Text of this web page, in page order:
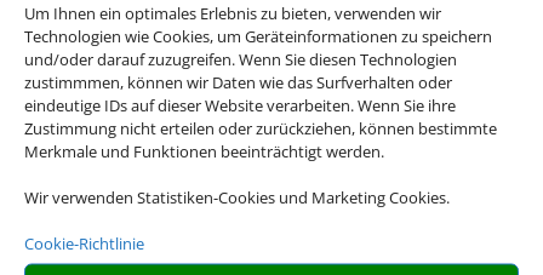
Um Ihnen ein optimales Erlebnis zu bieten, verwenden wir
Technologien wie Cookies, um Geräteinformationen zu speichern
und/oder darauf zuzugreifen. Wenn Sie diesen Technologien
zustimmmen, können wir Daten wie das Surfverhalten oder
eindeutige IDs auf dieser Website verarbeiten. Wenn Sie ihre
Zustimmung nicht erteilen oder zurückziehen, können bestimmte
Merkmale und Funktionen beeinträchtigt werden.
Wir verwenden Statistiken-Cookies und Marketing Cookies.
Cookie-Richtlinie
Rechtliche Informationen
Impressum
In|Service|Blacklisted Airlines|AGB|